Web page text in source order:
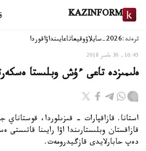
KAZINFORM
ترەند:2026-سايلاۋ وقيعاتاعايىنداۋاقوردا
16:45, 30 مامىر 2018
ەلىمىزدە تاعى ءۇش وبلىستا
استانا. قازاقپارات - قىزىلوردا،
قازاقستان وبلىستارىندا اۋا رايىنا قاتىستى
دەپ حابارلايدى قازگيدرومەت.